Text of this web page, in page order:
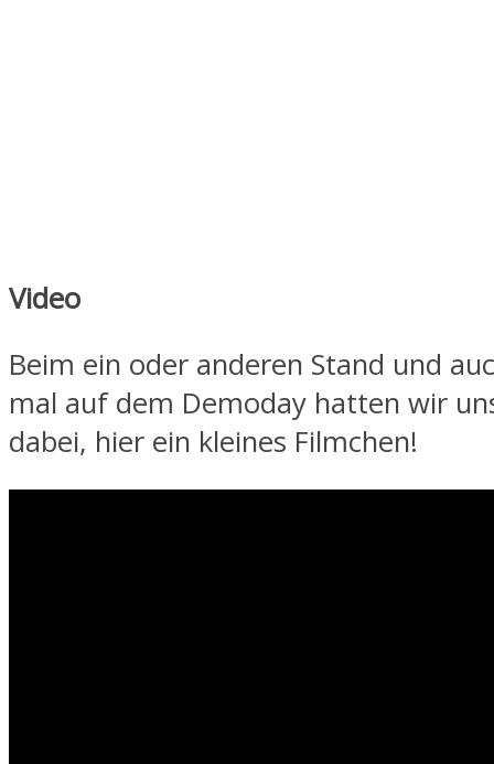
Video
Beim ein oder anderen Stand und
mal auf dem Demoday hatten wir
dabei, hier ein kleines Filmchen!